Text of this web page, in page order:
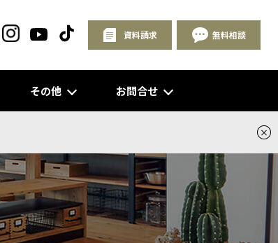
資料請求 無料相談
その他 お問合せ